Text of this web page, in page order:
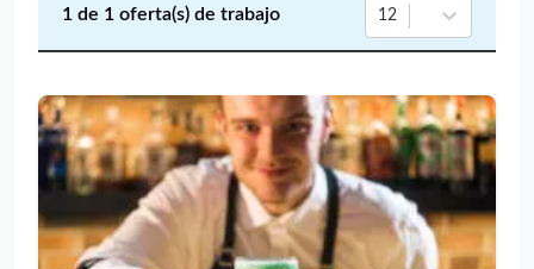
1 de 1 oferta(s) de trabajo 12